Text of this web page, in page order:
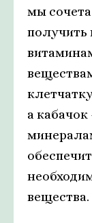
мы
получить
а
вещества.